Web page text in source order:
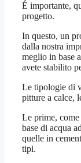
É importante,
progetto.
In questo, un
dalla nostra
meglio in base
avete stabilito
Le tipologie di
pitture a calce,
Le prime,
base di acqua
quelle in
tipi.